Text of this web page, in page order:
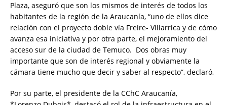
Plaza, aseguró que son los mismos de interés de todos los
habitantes de la región de la Araucanía, “uno de ellos dice
relación con el proyecto doble vía Freire- Villarrica y de cómo
avanza esa iniciativa y por otra parte, el mejoramiento del
acceso sur de la ciudad de Temuco. Dos obras muy
importante que son de interés regional y obviamente la
cámara tiene mucho que decir y saber al respecto”, declaró,
Por su parte, el presidente de la CChC Araucanía,